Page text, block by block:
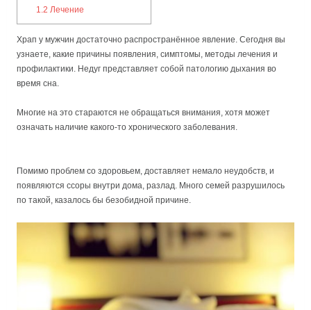
1.2 Лечение
Храп у мужчин достаточно распространённое явление. Сегодня вы
узнаете, какие причины появления, симптомы, методы лечения и
профилактики. Недуг представляет собой патологию дыхания во
время сна.
Многие на это стараются не обращаться внимания, хотя может
означать наличие какого-то хронического заболевания.
Помимо проблем со здоровьем, доставляет немало неудобств, и
появляются ссоры внутри дома, разлад. Много семей разрушилось
по такой, казалось бы безобидной причине.